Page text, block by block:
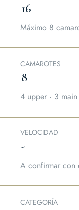
16
Máximo 8
CAMAROTES
8
4 upper · 3
VELOCIDAD
-
A confirmar con
CATEGORÍA